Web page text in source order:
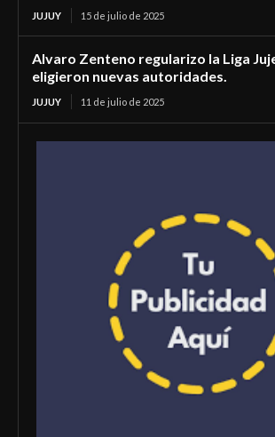
JUJUY 15 de julio de 2025
Alvaro Zenteno regularizo la Liga
eligieron nuevas autoridades.
JUJUY 11 de julio de 2025